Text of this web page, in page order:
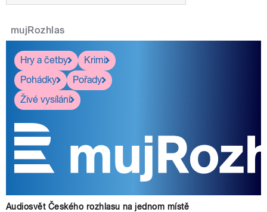
mujRozhlas
Hry a četby
Krimi
Pohádky
Pořady
Živé vysílání
Audiosvět Českého rozhlasu na jednom místě